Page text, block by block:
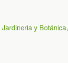
Jardineria y Botánica,